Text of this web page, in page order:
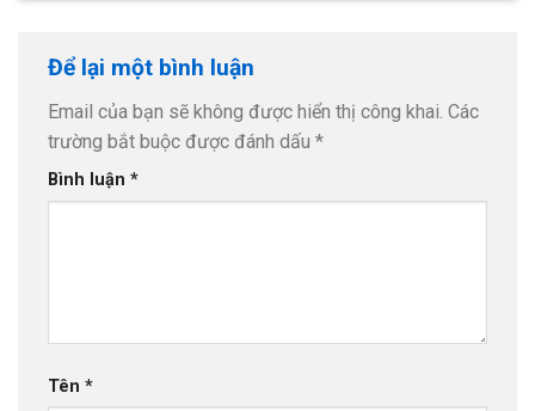
Để lại một bình luận
Email của bạn sẽ không được hiển thị công khai. Các
trường bắt buộc được đánh dấu *
Bình luận *
Tên *